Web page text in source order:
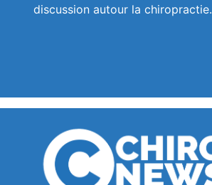
discussion autour la chiropractie.